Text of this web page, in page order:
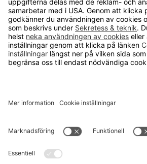
OM RUNELANDHS
Om Runelandhs
Köpvillkor
Lediga jobb
Läsvärt